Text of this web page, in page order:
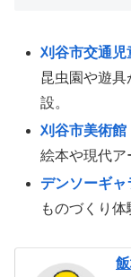
刈谷市交通児
昆虫園や遊
設。
刈谷市美術館
絵本や現代ア
デンソーギャ
ものづくり体